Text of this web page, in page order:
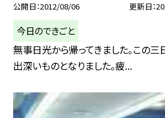
公開日 2012/08/06 更新日
今日のできごと
無事日光から帰ってきました。この三
出深いものとなりました。疲...